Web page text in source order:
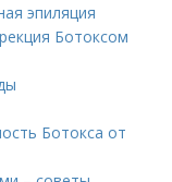
эпиляция
Ботоксом
Ботокса от